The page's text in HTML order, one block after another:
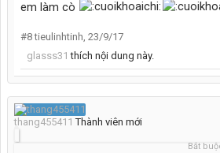
em làm cò
#8 tieulinhtinh, 23/9/17
glasss31 thích nội dung này.
thang455411 Thành viên mới
Bắt buộc